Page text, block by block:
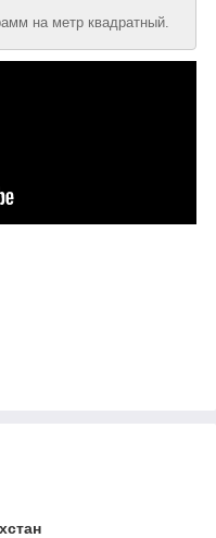
на метр квадратный.